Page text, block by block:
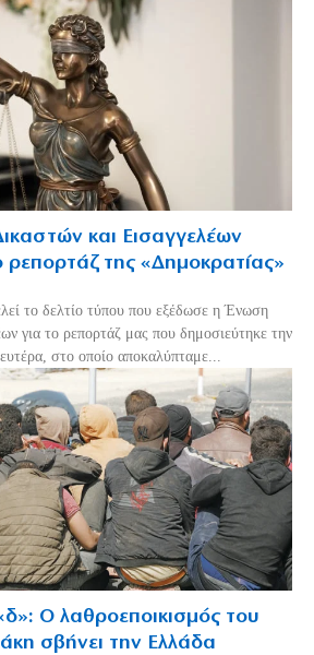
και Εισαγγελέων
ρεπορτάζ της «Δημοκρατίας»
το δελτίο τύπου που εξέδωσε η Ένωση
για το ρεπορτάζ μας που δημοσιεύτηκε την
στο οποίο αποκαλύπταμε...
Ο λαθροεποικισμός του
σβήνει την Ελλάδα